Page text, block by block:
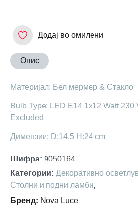
Додај во омилени
Опис
Материјал: Бел мермер & Стакло
Bulb Type: LED E14 1x12 Watt 230
Excluded
Димензии: D:14.5 H:24 cm
Шифра: 9050164
Категории: Декоративно
Столни и подни ламби,
Бренд: Nova Luce